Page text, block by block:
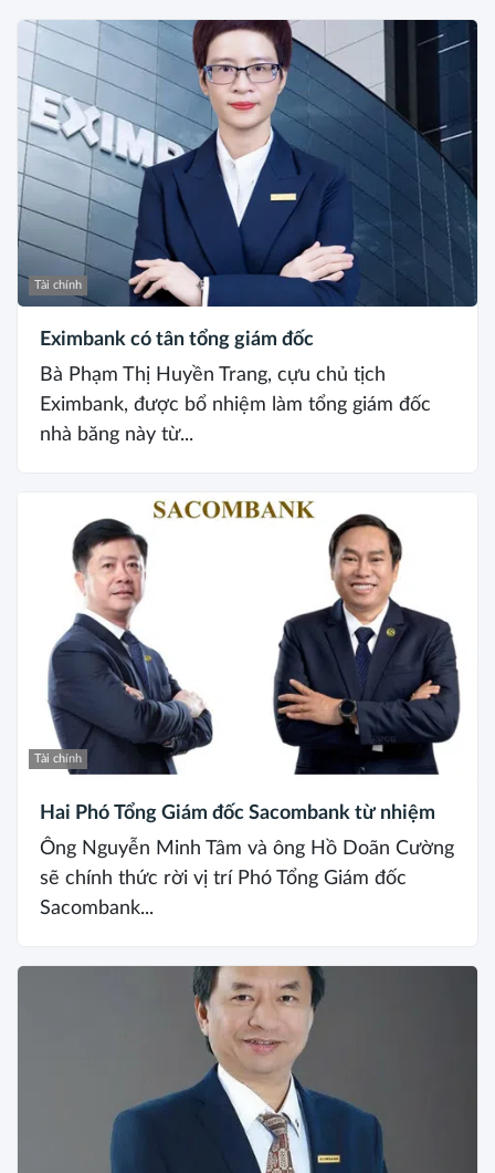
Tài chính
Eximbank có tân tổng giám đốc
Bà Phạm Thị Huyền Trang, cựu chủ tịch
Eximbank, được bổ nhiệm làm tổng giám đốc
nhà băng này từ...
Tài chính
Hai Phó Tổng Giám đốc Sacombank từ nhiệm
Ông Nguyễn Minh Tâm và ông Hồ Doãn Cường
sẽ chính thức rời vị trí Phó Tổng Giám đốc
Sacombank...